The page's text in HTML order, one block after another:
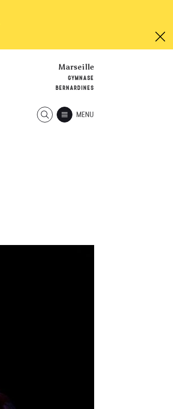
Marseille
GYMNASE
BERNARDINES
MENU